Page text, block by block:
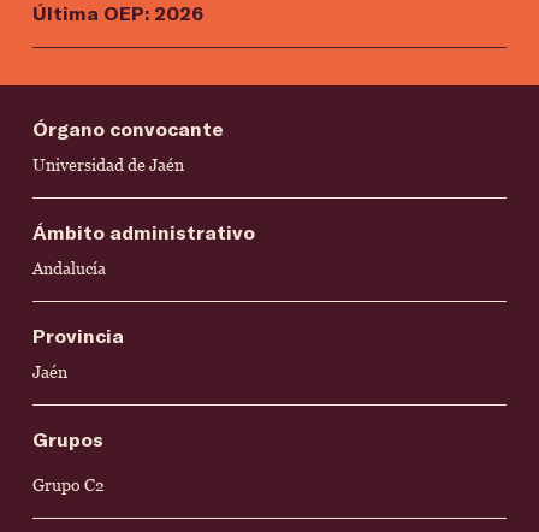
Última OEP: 2026
Órgano convocante
Universidad de Jaén
Ámbito administrativo
Andalucía
Provincia
Jaén
Grupos
Grupo C2